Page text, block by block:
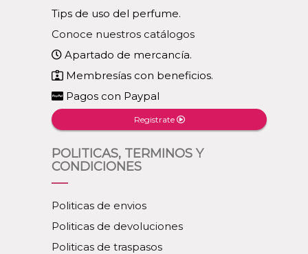
Tips de uso del perfume.
Conoce nuestros catálogos
Apartado de mercancía.
Membresías con beneficios.
Pagos con Paypal
Registrate
POLITICAS, TERMINOS Y
CONDICIONES
Politicas de envios
Politicas de devoluciones
Politicas de traspasos